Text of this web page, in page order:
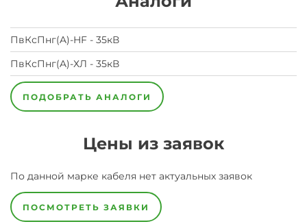
ПвКсПнг(A)-HF - 35кВ
ПвКсПнг(A)-ХЛ - 35кВ
ПОДОБРАТЬ АНАЛОГИ
Цены из заявок
По данной марке кабеля нет актуальных заявок
ПОСМОТРЕТЬ ЗАЯВКИ